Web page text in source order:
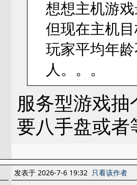
想想主机游
但现在主机
玩家平均年
人。。。
服务型游戏
要八手盘或
发表于 2026-7-6 19:32 只看该作者